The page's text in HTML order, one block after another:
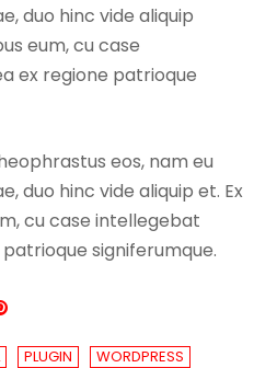
duo hinc vide aliquip
eum, cu case
ex regione patrioque
eos, nam eu
duo hinc vide aliquip et. Ex
cu case intellegebat
signiferumque.
PLUGIN WORDPRESS